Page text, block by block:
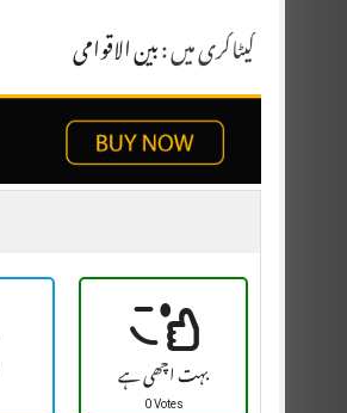
کیٹاگری میں :بین الاقوامی
بہت اچھی ہے
0 Votes